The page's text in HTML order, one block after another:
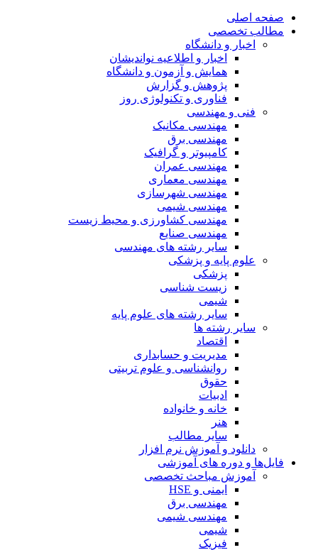
صفحه اصلی
مطالب تخصصی
اخبار و دانشگاه
اخبار و اطلاعیه نواندیشان
همایش و آزمون و دانشگاه
پژوهش و گزارش
فناوری و تکنولوژی روز
فنی و مهندسی
مهندسی مکانیک
مهندسی برق
کامپیوتر و گرافیک
مهندسی عمران
مهندسی معماری
مهندسی شهرسازی
مهندسی شیمی
مهندسی کشاورزی و محیط زیست
مهندسی صنایع
سایر رشته های مهندسی
علوم پایه و پزشکی
پزشکی
زیست شناسی
شیمی
سایر رشته های علوم پایه
سایر رشته ها
اقتصاد
مدیریت و حسابداری
روانشناسی و علوم تربیتی
حقوق
ادبیات
خانه و خانواده
هنر
سایر مطالب
دانلود و آموزش نرم افزار
فایل‌ها و دوره های آموزشی
آموزش مباحث تخصصی
ایمنی و HSE
مهندسی برق
مهندسی شیمی
شیمی
فیزیک